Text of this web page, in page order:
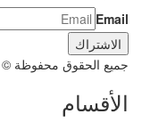
Email
جميع الحقوق محفوظة © 2024-2018
الأقسام